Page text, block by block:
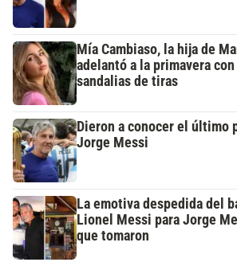
Mía Cambiaso, la hija de
adelantó a la primavera
sandalias de tiras
Dieron a conocer el último
Jorge Messi
La emotiva despedida del
Lionel Messi para Jorge
que tomaron